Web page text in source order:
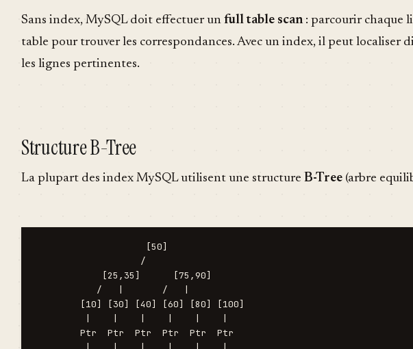
Sans index, MySQL doit effectuer un full table scan: parcourir chaque
table pour trouver les correspondances. Avec un index, il peut localiser
les lignes pertinentes.
Structure B-Tree
La plupart des index MySQL utilisent une structure B-Tree (arbre
                    [50]
                   /
            [25,35]      [75,90]
           /   |       /   |
        [10] [30] [40] [60] [80] [100]
        Ptr  Ptr  Ptr  Ptr  Ptr  Ptr